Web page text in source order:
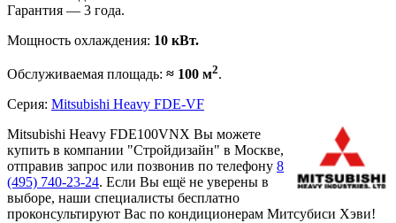
Гарантия — 3 года.
Мощность охлаждения: 10 кВт.
Обслуживаемая площадь: ≈ 100 м2.
Серия: Mitsubishi Heavy FDE-VF
Mitsubishi Heavy FDE100VNX Вы можете
купить в компании "Стройдизайн" в Москве,
отправив запрос или позвонив по телефону 8
(495) 740-23-24. Если Вы ещё не уверены в
выборе, наши специалисты бесплатно
проконсультируют Вас по кондиционерам Митсубиси Хэви!